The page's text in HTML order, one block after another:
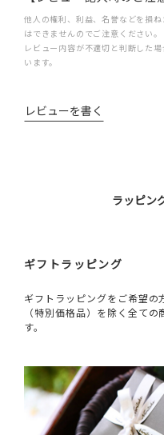
他人の権利、利益、名誉などを損
はできませんのでご注意ください。
レビュー内容が不適切と判断した
います。
レビューを書く
ラッピン
ギフトラッピング
ギフトラッピングをご希望の
（特別価格品）を除く全て
す。